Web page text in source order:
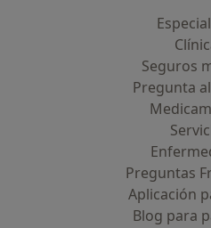
Seguros
Pregunta
Preguntas
Aplicación
Blog para